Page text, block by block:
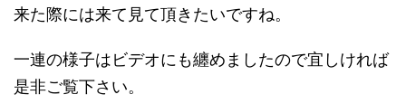
来た際には来て見て頂きたいですね。
一連の様子はビデオにも纏めましたので宜しければ
是非ご覧下さい。